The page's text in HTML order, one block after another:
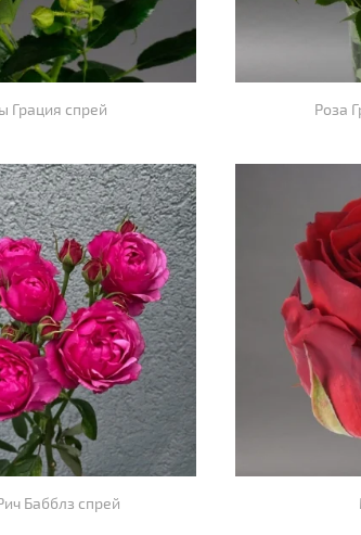
Грация спрей Роза
Бабблз спрей